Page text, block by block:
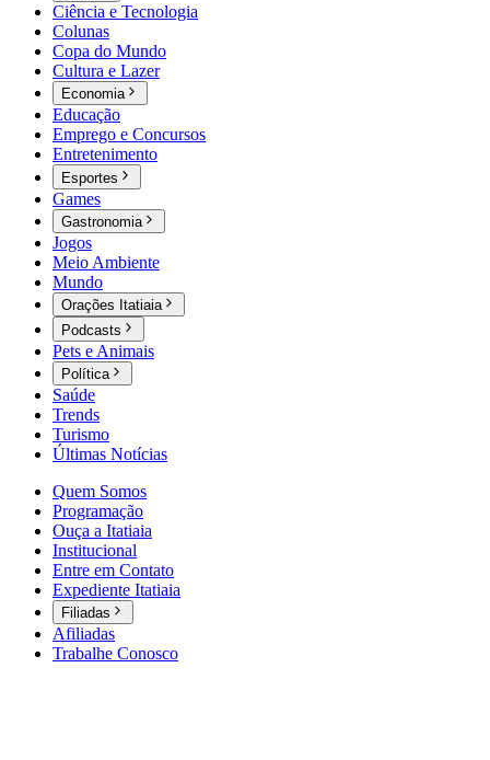
Ciência e Tecnologia
Colunas
Copa do Mundo
Cultura e Lazer
Economia
Educação
Emprego e Concursos
Entretenimento
Esportes
Games
Gastronomia
Jogos
Meio Ambiente
Mundo
Orações Itatiaia
Podcasts
Pets e Animais
Política
Saúde
Trends
Turismo
Últimas Notícias
Quem Somos
Programação
Ouça a Itatiaia
Institucional
Entre em Contato
Expediente Itatiaia
Filiadas
Afiliadas
Trabalhe Conosco